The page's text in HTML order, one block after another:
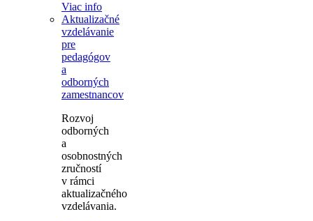
Viac info
Aktualizačné
vzdelávanie
pre
pedagógov
a
odborných
zamestnancov
Rozvoj
odborných
a
osobnostných
zručností
v rámci
aktualizačného
vzdelávania.